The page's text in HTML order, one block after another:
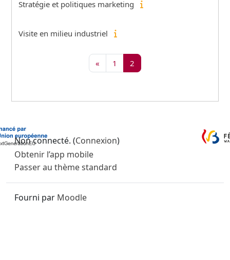
Stratégie et politiques marketing
Visite en milieu industriel
« Page précédente
1 Page 1
2
Non connecté. (Connexion)
Obtenir l’app mobile
Passer au thème standard
Fourni par Moodle